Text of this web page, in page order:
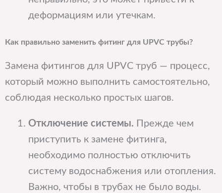
деформациям или утечкам.
Как правильно заменить фитинг для UPVC трубы?
Замена фитингов для UPVC труб — процесс,
который можно выполнить самостоятельно,
соблюдая несколько простых шагов.
Отключение системы. Прежде чем
приступить к замене фитинга,
необходимо полностью отключить
систему водоснабжения или отопления.
Важно, чтобы в трубах не было воды.